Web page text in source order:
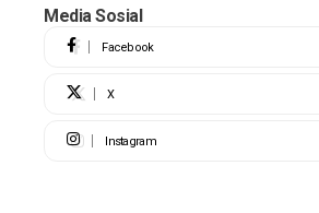
Media Sosial
Facebook
X
Instagram